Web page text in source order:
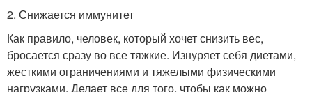
2. Снижается иммунитет
Как правило, человек, который хочет снизить вес,
бросается сразу во все тяжкие. Изнуряет себя диетами,
жесткими ограничениями и тяжелыми физическими
нагрузками. Делает все для того, чтобы как можно